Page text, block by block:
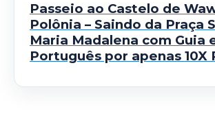
Passeio ao Castelo de
Polônia – Saindo da Praça
Maria Madalena com Guia
Português por apenas 10X